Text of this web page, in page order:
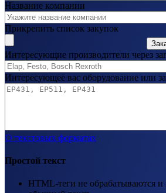
Название компании
Прикрепить список закупок
Интересующие производители через
Интересующее вас оборудование или
О текстовых форматах
Простой текст
HTML-теги не обрабатываются и